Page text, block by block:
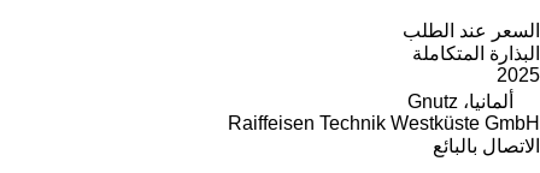
السعر عند الطلب
البذارة المتكاملة
2025
ألمانيا، Gnutz
Raiffeisen Technik Westküste GmbH
الاتصال بالبائع